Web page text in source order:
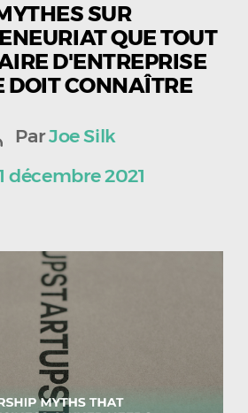
SUR
QUE TOUT
D'ENTREPRISE
DOIT CONNAÎTRE
ParJoe Silk
décembre 2021